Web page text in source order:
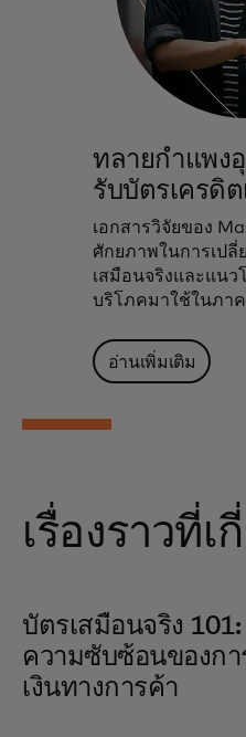
ทลายกำแพง
รับบัตรเครดิ
เอกสารวิจัยของ
ศักยภาพในการเปลี่
เสมือนจริงและแน
บริโภคมาใช้ในภา
อ่านเพิ่มเติม
เรื่องราวที่เ
บัตรเสมือนจริง
ความซับซ้อนของกา
เงินทางการค้า